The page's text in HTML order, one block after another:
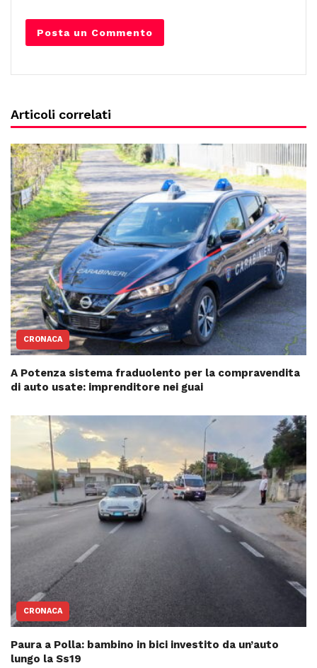
Articoli correlati
CRONACA
A Potenza sistema fraduolento per la compravendita
di auto usate: imprenditore nei guai
CRONACA
Paura a Polla: bambino in bici investito da un’auto
lungo la Ss19